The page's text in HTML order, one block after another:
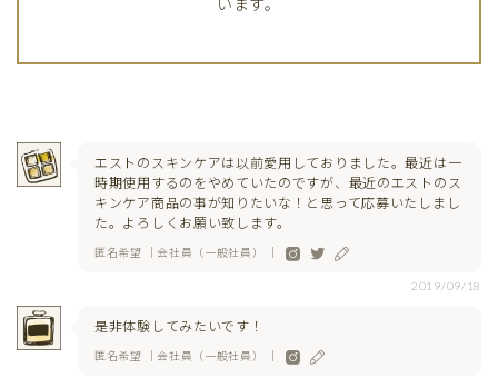
います。
エストのスキンケアは以前愛用しておりました。最近は一
時期使用するのをやめていたのですが、最近のエストのス
キンケア商品の事が知りたいな！と思って応募いたしまし
た。よろしくお願い致します。
匿名希望 ｜会社員（一般社員） ｜
2019/09/18
是非体験してみたいです！
匿名希望 ｜会社員（一般社員） ｜